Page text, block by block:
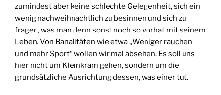
zumindest aber keine schlechte Gelegenheit, sich ein
wenig nachweihnachtlich zu besinnen und sich zu
fragen, was man denn sonst noch so vorhat mit seinem
Leben. Von Banalitäten wie etwa „Weniger rauchen
und mehr Sport“ wollen wir mal absehen. Es soll uns
hier nicht um Kleinkram gehen, sondern um die
grundsätzliche Ausrichtung dessen, was einer tut.